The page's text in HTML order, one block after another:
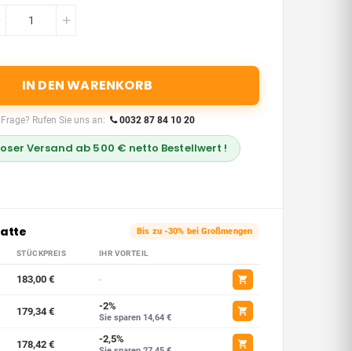
IN DEN WARENKORB
Frage? Rufen Sie uns an: 0032 87 84 10 20
Versand ab 500 € netto Bestellwert !
Bis zu -30% bei Großmengen
STÜCKPREIS IHR VORTEIL
183,00 € -
179,34 € -2%
Sie sparen 14,64 €
178,42 € -2,5%